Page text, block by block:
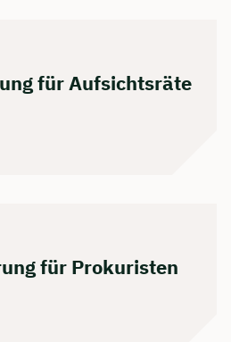
für Aufsichtsräte
für Prokuristen